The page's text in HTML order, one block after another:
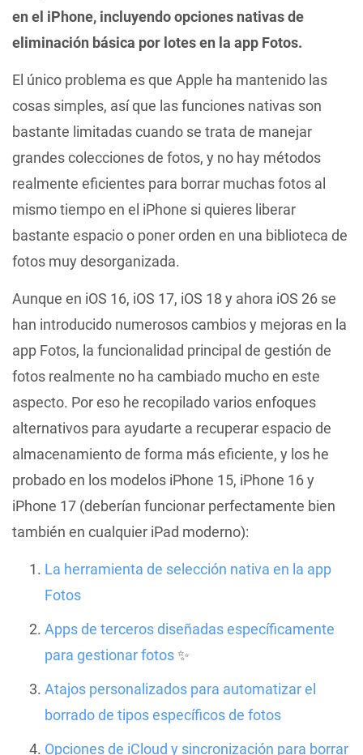
en el iPhone, incluyendo opciones nativas de
eliminación básica por lotes en la app Fotos.
El único problema es que Apple ha mantenido las
cosas simples, así que las funciones nativas son
bastante limitadas cuando se trata de manejar
grandes colecciones de fotos, y no hay métodos
realmente eficientes para borrar muchas fotos al
mismo tiempo en el iPhone si quieres liberar
bastante espacio o poner orden en una biblioteca de
fotos muy desorganizada.
Aunque en iOS 16, iOS 17, iOS 18 y ahora iOS 26 se
han introducido numerosos cambios y mejoras en la
app Fotos, la funcionalidad principal de gestión de
fotos realmente no ha cambiado mucho en este
aspecto. Por eso he recopilado varios enfoques
alternativos para ayudarte a recuperar espacio de
almacenamiento de forma más eficiente, y los he
probado en los modelos iPhone 15, iPhone 16 y
iPhone 17 (deberían funcionar perfectamente bien
también en cualquier iPad moderno):
La herramienta de selección nativa en la app
Fotos
Apps de terceros diseñadas específicamente
para gestionar fotos✨
Atajos personalizados para automatizar el
borrado de tipos específicos de fotos
Opciones de iCloud y sincronización para borrar